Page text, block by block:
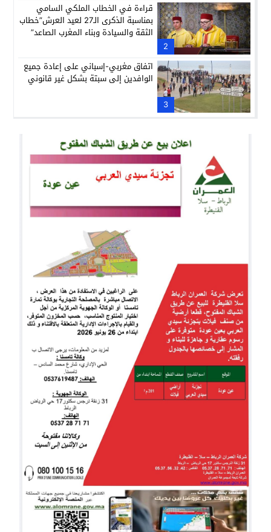
2
قراءة في الخطاب الملكي السامي
بمناسبة الذكرى الـ27 لعيد العرش”خطاب
الثقة والسيادة وبناء المغرب الصاعد”
3
اتفاق مغربي-إسباني على إعادة جميع
الوافدين إلى سبتة بشكل غير قانوني